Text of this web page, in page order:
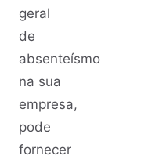
geral
de
absenteísmo
na sua
empresa,
pode
fornecer